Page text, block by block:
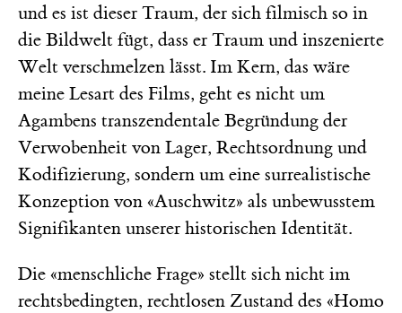
und es ist dieser Traum, der sich filmisch so in
die Bildwelt fügt, dass er Traum und inszenierte
Welt verschmelzen lässt. Im Kern, das wäre
meine Lesart des Films, geht es nicht um
Agambens transzendentale Begründung der
Verwobenheit von Lager, Rechtsordnung und
Kodifizierung, sondern um eine surrealistische
Konzeption von «Auschwitz» als unbewusstem
Signifikanten unserer historischen ­Identität.
Die «menschliche Frage» stellt sich nicht im
rechtsbedingten, rechtlosen Zustand des «Homo